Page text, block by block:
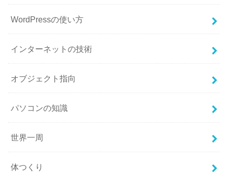
WordPressの使い方
インターネットの技術
オブジェクト指向
パソコンの知識
世界一周
体つくり